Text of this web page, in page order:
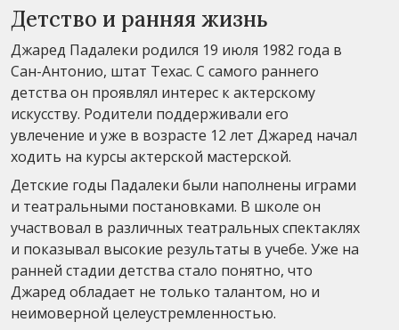
Детство и ранняя жизнь
Джаред Падалеки родился 19 июля 1982 года в
Сан-Антонио, штат Техас. С самого раннего
детства он проявлял интерес к актерскому
искусству. Родители поддерживали его
увлечение и уже в возрасте 12 лет Джаред начал
ходить на курсы актерской мастерской.
Детские годы Падалеки были наполнены играми
и театральными постановками. В школе он
участвовал в различных театральных спектаклях
и показывал высокие результаты в учебе. Уже на
ранней стадии детства стало понятно, что
Джаред обладает не только талантом, но и
неимоверной целеустремленностью.